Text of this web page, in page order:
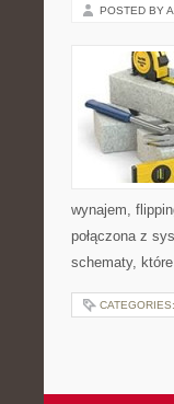
POSTED BY
wynajem,
połączona z
schematy,
CATEGORIES: